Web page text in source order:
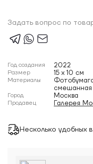
Задать вопрос по
Год создания 2022
Размер 15 x 10 см
Материалы
смешанная
Город Москва
Продавец Галерея
Несколько удобных